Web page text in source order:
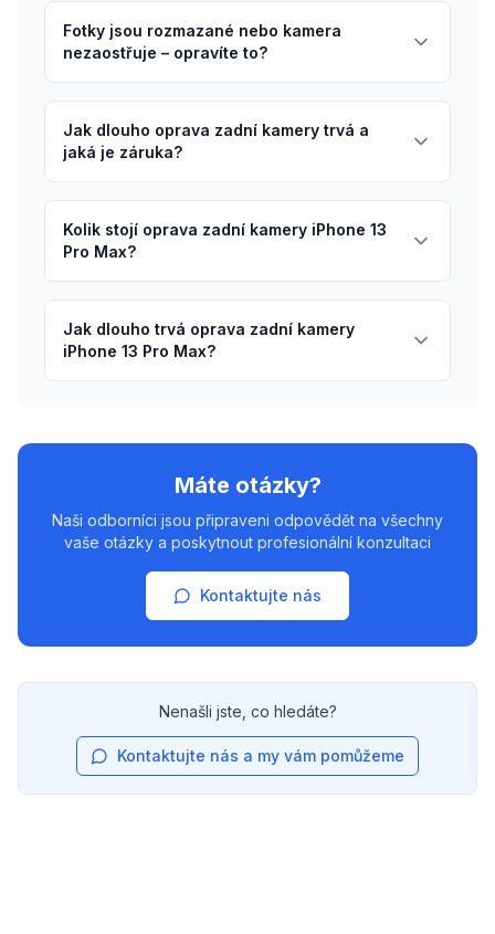
Fotky jsou rozmazané nebo kamera
nezaostřuje – opravíte to?
Jak dlouho oprava zadní kamery trvá a
jaká je záruka?
Kolik stojí oprava zadní kamery iPhone 13
Pro Max?
Jak dlouho trvá oprava zadní kamery
iPhone 13 Pro Max?
Máte otázky?
Naši odborníci jsou připraveni odpovědět na všechny
vaše otázky a poskytnout profesionální konzultaci
Kontaktujte nás
Nenašli jste, co hledáte?
Kontaktujte nás a my vám pomůžeme